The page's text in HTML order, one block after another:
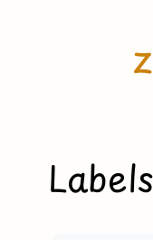
Labels